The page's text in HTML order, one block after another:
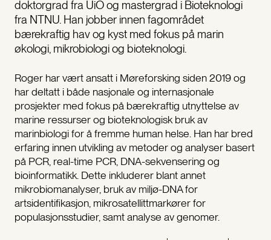
doktorgrad fra UiO og mastergrad i Bioteknologi
fra NTNU. Han jobber innen fagområdet
bærekraftig hav og kyst med fokus på marin
økologi, mikrobiologi og bioteknologi.
Roger har vært ansatt i Møreforsking siden 2019 og
har deltatt i både nasjonale og internasjonale
prosjekter med fokus på bærekraftig utnyttelse av
marine ressurser og bioteknologisk bruk av
marinbiologi for å fremme human helse. Han har bred
erfaring innen utvikling av metoder og analyser basert
på PCR, real-time PCR, DNA-sekvensering og
bioinformatikk. Dette inkluderer blant annet
mikrobiomanalyser, bruk av miljø-DNA for
artsidentifikasjon, mikrosatellittmarkører for
populasjonsstudier, samt analyse av genomer.